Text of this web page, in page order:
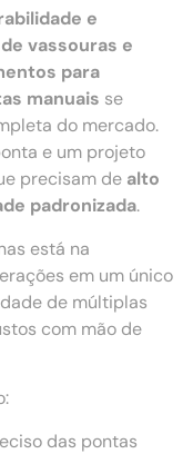
e
vassouras e
para
manuais se
do mercado.
e um projeto
precisam de alto
padronizada.
está na
em um único
de múltiplas
com mão de
das pontas